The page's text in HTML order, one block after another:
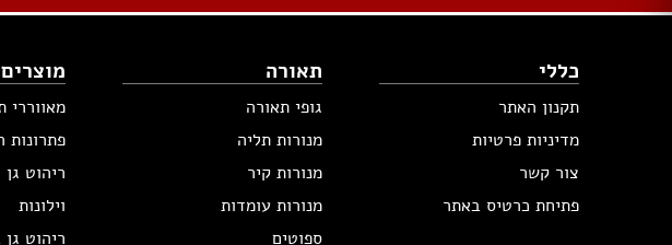
כללי
תקנון האתר
מדיניות פרטיות
צור קשר
פתיחת כרטיס באתר
תאורה
גופי תאורה
מנורות תליה
מנורות קיר
מנורות עומדות
ספוטים
מאווררי
פתרונות
ריהוט גן
וילונות
ריהוט